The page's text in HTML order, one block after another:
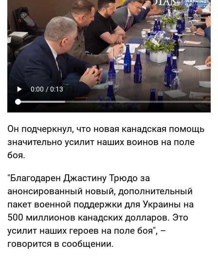
Он подчеркнул, что новая канадская помощь
значительно усилит наших воинов на поле
боя.
"Благодарен Джастину Трюдо за
анонсированный новый, дополнительный
пакет военной поддержки для Украины на
500 миллионов канадских долларов. Это
усилит наших героев на поле боя", –
говорится в сообщении.